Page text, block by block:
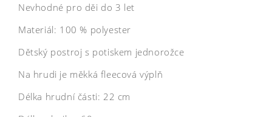
Nevhodné pro děi do 3 let
Materiál: 100 % polyester
Dětský postroj s potiskem jednorožce
Na hrudi je měkká fleecová výplň
Délka hrudní části: 22 cm